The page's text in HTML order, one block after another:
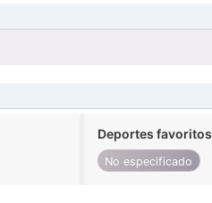
Deportes favoritos
No especificado